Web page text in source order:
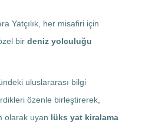
Yatçılık, her misafiri için
bir deniz yolculuğu
uluslararası bilgi
özenle birleştirerek,
olarak uyan lüks yat kiralama